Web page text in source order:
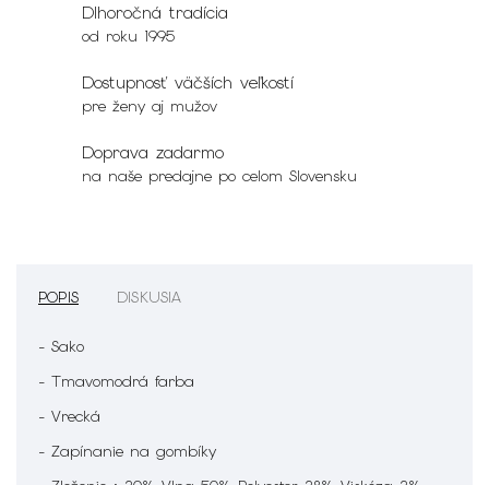
Dlhoročná tradícia
od roku 1995
Dostupnosť väčších veľkostí
pre ženy aj mužov
Doprava zadarmo
na naše predajne po celom Slovensku
POPIS DISKUSIA
- Sako
- Tmavomodrá farba
- Vrecká
- Zapínanie na gombíky